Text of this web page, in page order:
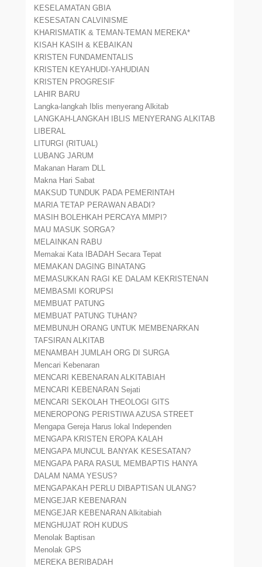
KESELAMATAN GBIA
KESESATAN CALVINISME
KHARISMATIK & TEMAN-TEMAN MEREKA*
KISAH KASIH & KEBAIKAN
KRISTEN FUNDAMENTALIS
KRISTEN KEYAHUDI-YAHUDIAN
KRISTEN PROGRESIF
LAHIR BARU
Langka-langkah Iblis menyerang Alkitab
LANGKAH-LANGKAH IBLIS MENYERANG ALKITAB
LIBERAL
LITURGI (RITUAL)
LUBANG JARUM
Makanan Haram DLL
Makna Hari Sabat
MAKSUD TUNDUK PADA PEMERINTAH
MARIA TETAP PERAWAN ABADI?
MASIH BOLEHKAH PERCAYA MMPI?
MAU MASUK SORGA?
MELAINKAN RABU
Memakai Kata IBADAH Secara Tepat
MEMAKAN DAGING BINATANG
MEMASUKKAN RAGI KE DALAM KEKRISTENAN
MEMBASMI KORUPSI
MEMBUAT PATUNG
MEMBUAT PATUNG TUHAN?
MEMBUNUH ORANG UNTUK MEMBENARKAN
TAFSIRAN ALKITAB
MENAMBAH JUMLAH ORG DI SURGA
Mencari Kebenaran
MENCARI KEBENARAN ALKITABIAH
MENCARI KEBENARAN Sejati
MENCARI SEKOLAH THEOLOGI GITS
MENEROPONG PERISTIWA AZUSA STREET
Mengapa Gereja Harus lokal Independen
MENGAPA KRISTEN EROPA KALAH
MENGAPA MUNCUL BANYAK KESESATAN?
MENGAPA PARA RASUL MEMBAPTIS HANYA
DALAM NAMA YESUS?
MENGAPAKAH PERLU DIBAPTISAN ULANG?
MENGEJAR KEBENARAN
MENGEJAR KEBENARAN Alkitabiah
MENGHUJAT ROH KUDUS
Menolak Baptisan
Menolak GPS
MEREKA BERIBADAH